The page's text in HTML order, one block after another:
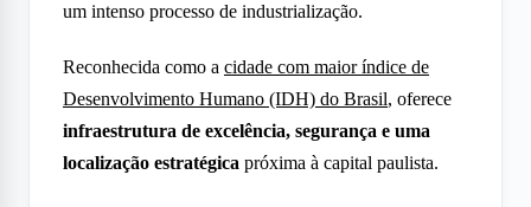
um intenso processo de industrialização.
Reconhecida como a cidade com maior índice de
Desenvolvimento Humano (IDH) do Brasil, oferece
infraestrutura de excelência, segurança e uma
localização estratégica próxima à capital paulista.